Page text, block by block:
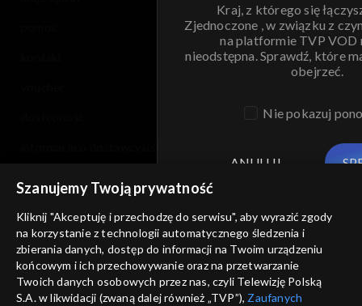
Kraj, z którego się
Zjednoczone , w związku z
na platformie TVP VOD
nieodstępna. Sprawdź, które
obejrzeć.
Nie pokazuj
ANULUJ
Szanujemy Twoją prywatność
Kliknij "Akceptuję i przechodzę do serwisu", aby wyrazić zgody
na korzystanie z technologii automatycznego śledzenia i
zbierania danych, dostęp do informacji na Twoim urządzeniu
końcowym i ich przechowywanie oraz na przetwarzanie
Twoich danych osobowych przez nas, czyli Telewizję Polską
S.A. w likwidacji (zwaną dalej również „TVP”), Zaufanych